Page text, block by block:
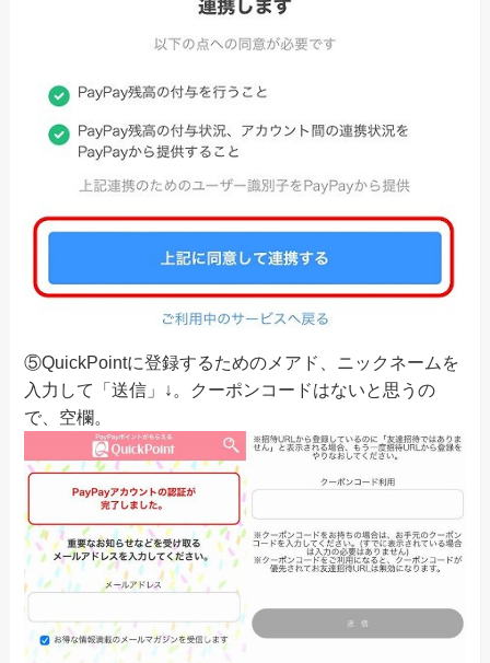
⑤QuickPointに登録するためのメアド、ニックネームを
入力して「送信」↓。クーポンコードはないと思うの
で、空欄。